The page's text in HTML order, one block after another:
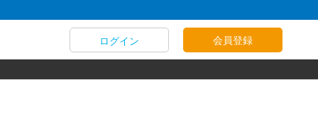
ログイン 会員登録